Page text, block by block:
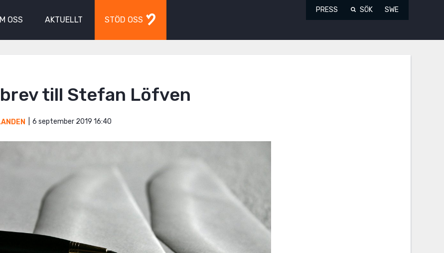
OSS AKTUELLT STÖD OSS
PRESS SÖK SWE
till Stefan Löfven
6 september 2019 16:40